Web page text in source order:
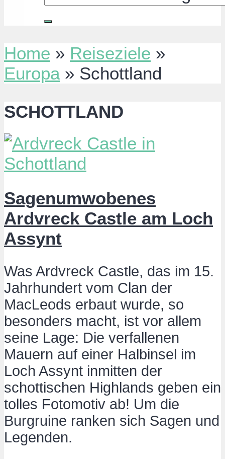
Home » Reiseziele »
Europa» Schottland
SCHOTTLAND
Sagenumwobenes
Ardvreck Castle am Loch
Assynt
Was Ardvreck Castle, das im 15.
Jahrhundert vom Clan der
MacLeods erbaut wurde, so
besonders macht, ist vor allem
seine Lage: Die verfallenen
Mauern auf einer Halbinsel im
Loch Assynt inmitten der
schottischen Highlands geben ein
tolles Fotomotiv ab! Um die
Burgruine ranken sich Sagen und
Legenden.